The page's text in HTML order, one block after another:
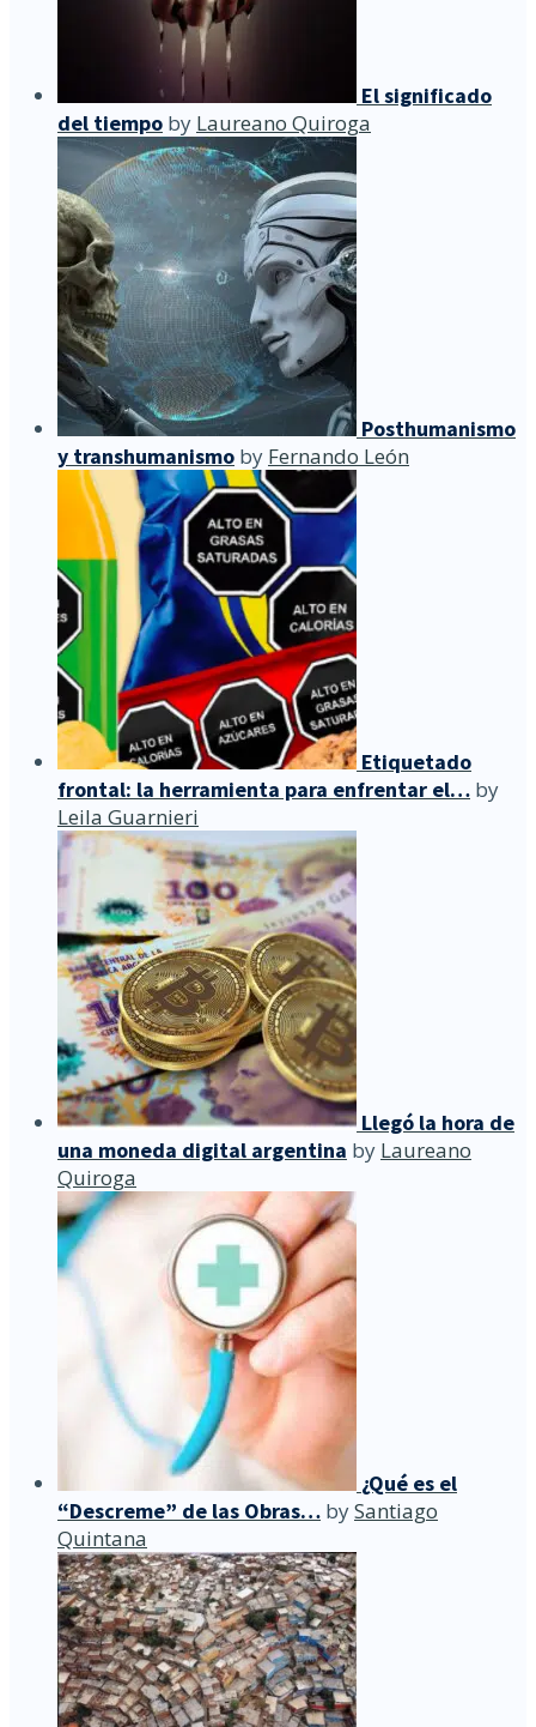
El significado
del tiempo by Laureano Quiroga
Posthumanismo
y transhumanismo by Fernando León
Etiquetado
frontal: la herramienta para enfrentar el… by
Leila Guarnieri
Llegó la hora de
una moneda digital argentina by Laureano
Quiroga
¿Qué es el
“Descreme” de las Obras… bySantiago
Quintana